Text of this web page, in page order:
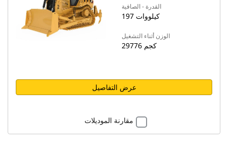
القدرة - الصافية
197 كيلووات
الوزن أثناء التشغيل
29776 كجم
عرض التفاصيل
مقارنة الموديلات